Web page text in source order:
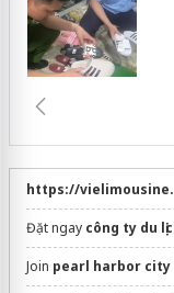
https://
Đặt ngay công ty du
Join pearl harbor